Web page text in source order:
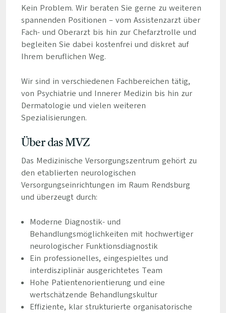
Kein Problem. Wir beraten Sie gerne zu weiteren
spannenden Positionen – vom Assistenzarzt über
Fach- und Oberarzt bis hin zur Chefarztrolle und
begleiten Sie dabei kostenfrei und diskret auf
Ihrem beruflichen Weg.
Wir sind in verschiedenen Fachbereichen tätig,
von Psychiatrie und Innerer Medizin bis hin zur
Dermatologie und vielen weiteren
Spezialisierungen.
Über das MVZ
Das Medizinische Versorgungszentrum gehört zu
den etablierten neurologischen
Versorgungseinrichtungen im Raum Rendsburg
und überzeugt durch:
Moderne Diagnostik- und
Behandlungsmöglichkeiten mit hochwertiger
neurologischer Funktionsdiagnostik
Ein professionelles, eingespieltes und
interdisziplinär ausgerichtetes Team
Hohe Patientenorientierung und eine
wertschätzende Behandlungskultur
Effiziente, klar strukturierte organisatorische